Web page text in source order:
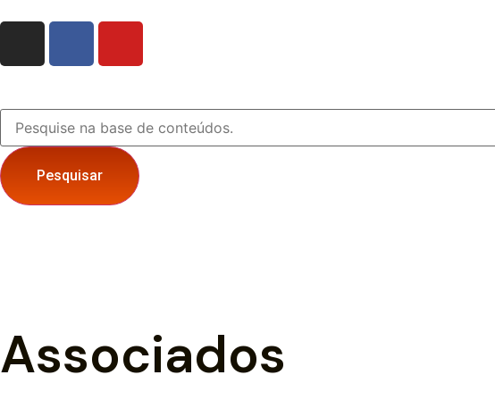
Pesquisar
Associados